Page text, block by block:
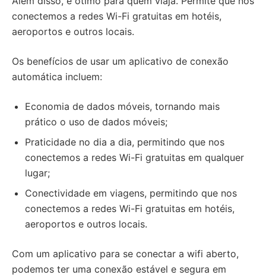
conectemos a redes Wi-Fi gratuitas em hotéis,
aeroportos e outros locais.
Os benefícios de usar um aplicativo de conexão
automática incluem:
Economia de dados móveis, tornando mais
prático o uso de dados móveis;
Praticidade no dia a dia, permitindo que nos
conectemos a redes Wi-Fi gratuitas em qualquer
lugar;
Conectividade em viagens, permitindo que nos
conectemos a redes Wi-Fi gratuitas em hotéis,
aeroportos e outros locais.
Com um aplicativo para se conectar a wifi aberto,
podemos ter uma conexão estável e segura em